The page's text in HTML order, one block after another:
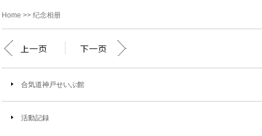
Home >> 纪念相册
合気道神戸せいぶ館
活動記録